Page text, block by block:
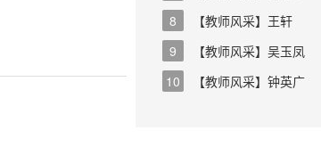
8
【教师风采】王轩
9
【教师风采】吴玉凤
10
【教师风采】钟英广